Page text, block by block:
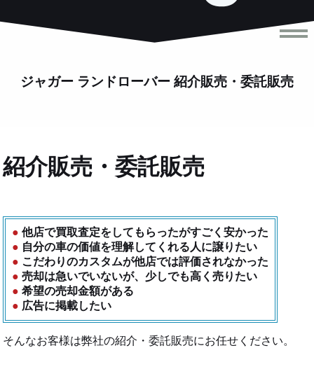
ジャガー ランドローバー 紹介販売・委託販売
紹介販売・委託販売
他店で買取査定をしてもらったがすごく安かった
自分の車の価値を理解してくれる人に譲りたい
こだわりのカスタムが他店では評価されなかった
売却は急いでいないが、少しでも高く売りたい
希望の売却金額がある
広告に掲載したい
そんなお客様は弊社の紹介・委託販売にお任せください。